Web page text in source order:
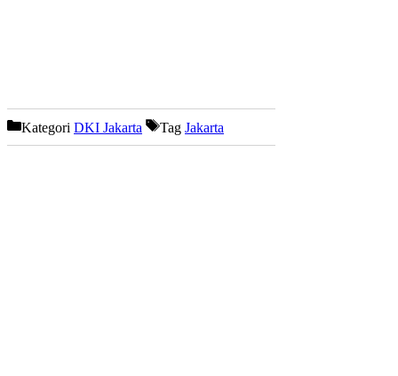
Kategori DKI Jakarta Tag Jakarta